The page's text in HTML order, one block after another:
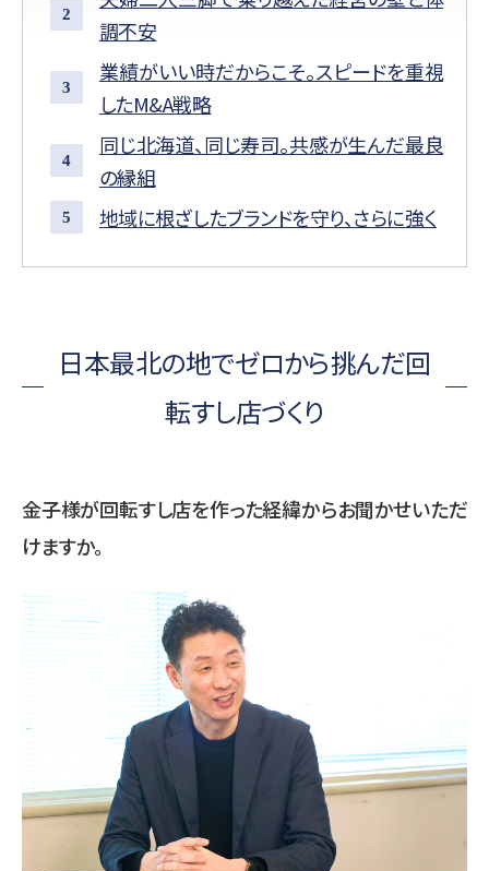
調不安
業績がいい時だからこそ。スピードを重視
したM&A戦略
同じ北海道、同じ寿司。共感が生んだ最良
の縁組
地域に根ざしたブランドを守り、さらに強く
日本最北の地でゼロから挑んだ回
転すし店づくり
金子様が回転すし店を作った経緯からお聞かせいただ
けますか。